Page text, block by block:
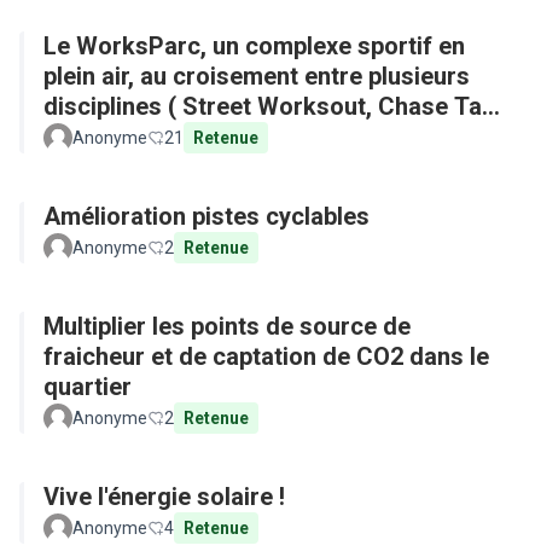
Le WorksParc, un complexe sportif en
plein air, au croisement entre plusieurs
disciplines ( Street Worksout, Chase Tag,
Parkour)
Anonyme 21 Retenue
Amélioration pistes cyclables
Anonyme 2 Retenue
Multiplier les points de source de
fraicheur et de captation de CO2 dans le
quartier
Anonyme 2 Retenue
Vive l'énergie solaire !
Anonyme 4 Retenue